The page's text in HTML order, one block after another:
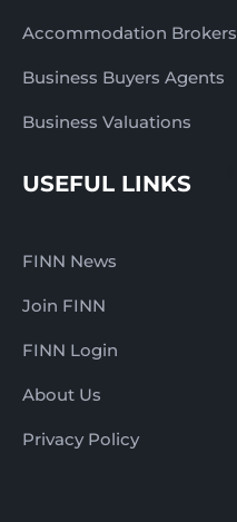
Accommodation Brokers
Business Buyers Agents
Business Valuations
USEFUL LINKS
FINN News
Join FINN
FINN Login
About Us
Privacy Policy